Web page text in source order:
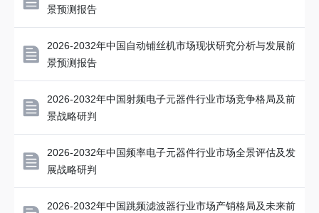
景预测报告
2026-2032年中国自动铺丝机市场现状研究分析与发展前
景预测报告
2026-2032年中国射频电子元器件行业市场竞争格局及前
景战略研判
2026-2032年中国频率电子元器件行业市场全景评估及发
展战略研判
2026-2032年中国跳频滤波器行业市场产销格局及未来前